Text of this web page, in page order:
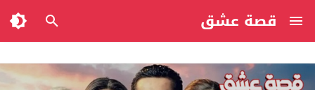
قصة عشق